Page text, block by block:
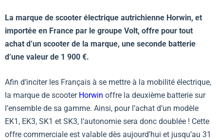
La marque de scooter électrique autrichienne Horwin, et
importée en France par le groupe Volt, offre pour tout
achat d’un scooter de la marque, une seconde batterie
d’une valeur de 1 900 €.
Afin d’inciter les Français à se mettre à la mobilité électrique,
la marque de scooter Horwin offre la deuxième batterie sur
l’ensemble de sa gamme. Ainsi, pour l’achat d’un modèle
EK1, EK3, SK1 et SK3, l’autonomie sera donc doublée ! Cette
offre commerciale est valable dès aujourd’hui et jusqu’au 31